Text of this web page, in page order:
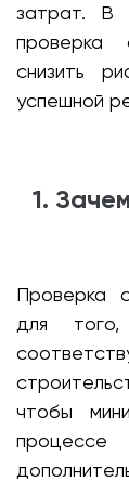
затрат. В
проверка
снизить
успешной
1.
Проверка
для
чтобы
процессе